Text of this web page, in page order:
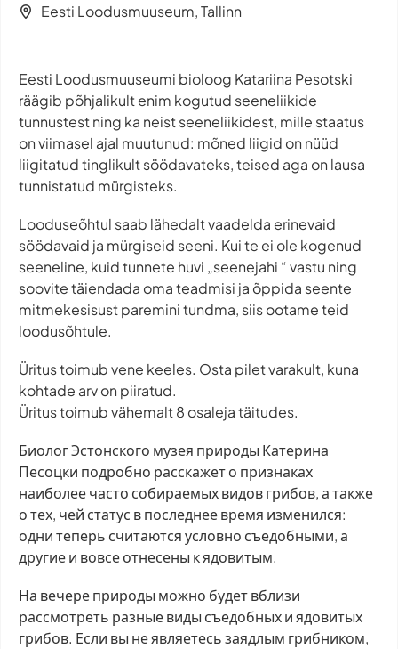
Eesti Loodusmuuseum, Tallinn
Eesti Loodusmuuseumi bioloog Katariina Pesotski
räägib põhjalikult enim kogutud seeneliikide
tunnustest ning ka neist seeneliikidest, mille staatus
on viimasel ajal muutunud: mõned liigid on nüüd
liigitatud tinglikult söödavateks, teised aga on lausa
tunnistatud mürgisteks.
Looduseõhtul saab lähedalt vaadelda erinevaid
söödavaid ja mürgiseid seeni. Kui te ei ole kogenud
seeneline, kuid tunnete huvi „seenejahi “ vastu ning
soovite täiendada oma teadmisi ja õppida seente
mitmekesisust paremini tundma, siis ootame teid
loodusõhtule.
Üritus toimub vene keeles. Osta pilet varakult, kuna
kohtade arv on piiratud.
Üritus toimub vähemalt 8 osaleja täitudes.
Биолог Эстонского музея природы Катерина
Песоцки подробно расскажет о признаках
наиболее часто собираемых видов грибов, а также
о тех, чей статус в последнее время изменился:
одни теперь считаются условно съедобными, а
другие и вовсе отнесены к ядовитым.
На вечере природы можно будет вблизи
рассмотреть разные виды съедобных и ядовитых
грибов. Если вы не являетесь заядлым грибником,